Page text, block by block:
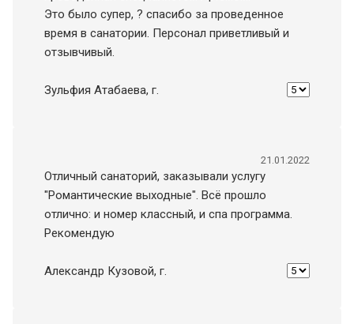
Это было супер, ? спасибо за проведенное
время в санатории. Персонал приветливый и
отзывчивый.
Зульфия Атабаева, г.
21.01.2022
Отличный санаторий, заказывали услугу
"Романтические выходные". Всё прошло
отлично: и номер классный, и спа программа.
Рекомендую
Александр Кузовой, г.